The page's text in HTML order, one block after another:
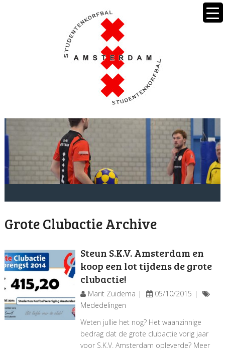
Grote Clubactie Archive
Steun S.K.V. Amsterdam en
koop een lot tijdens de grote
clubactie!
Marit Zuidema
05/10/2015
Mededelingen
Weten jullie het nog? Het waanzinnige
bedrag dat de grote clubactie vorig jaar
voor S.K.V. Amsterdam opleverde? Meer